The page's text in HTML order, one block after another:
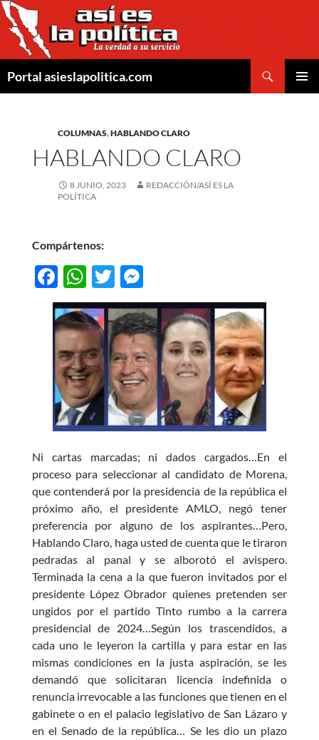
Saltar
al
contenido
Portal asieslapolitica.com
COLUMNAS,HABLANDO CLARO
HABLANDO CLARO
8 JUNIO, 2023
REDACCIÓN/ASÍ ES LA
POLÍTICA
Compártenos:
F
ac
e
b
o
o
k
W
h
at
s
A
p
p
T
w
itt
er
M
es
se
n
g
er
Ni cartas marcadas; ni dados cargados…En el
proceso para seleccionar al candidato de Morena,
que contenderá por la presidencia de la república el
próximo año, el presidente AMLO, negó tener
preferencia por alguno de los aspirantes…Pero,
Hablando Claro, haga usted de cuenta que le tiraron
pedradas al panal y se alborotó el avispero.
Terminada la cena a la que fueron invitados por el
presidente López Obrador quienes pretenden ser
ungidos por el partido Tinto rumbo a la carrera
presidencial de 2024…Según los trascendidos, a
cada uno le leyeron la cartilla y para estar en las
mismas condiciones en la justa aspiración, se les
demandó que solicitaran licencia indefinida o
renuncia irrevocable a las funciones que tienen en el
gabinete o en el palacio legislativo de San Lázaro y
en el Senado de la república… Se les dio un plazo